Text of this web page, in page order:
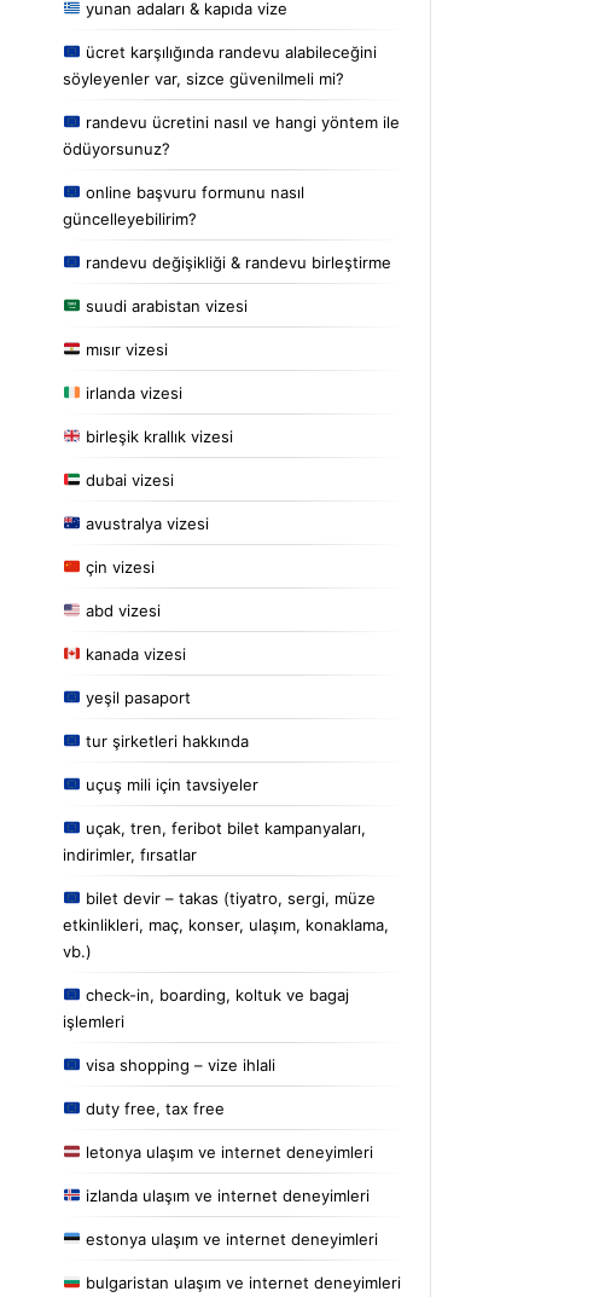
yunan adaları & kapıda vize
ücret karşılığında randevu alabileceğini
söyleyenler var, sizce güvenilmeli mi?
randevu ücretini nasıl ve hangi yöntem ile
ödüyorsunuz?
online başvuru formunu nasıl
güncelleyebilirim?
randevu değişikliği & randevu birleştirme
suudi arabistan vizesi
mısır vizesi
irlanda vizesi
birleşik krallık vizesi
dubai vizesi
avustralya vizesi
çin vizesi
abd vizesi
kanada vizesi
yeşil pasaport
tur şirketleri hakkında
uçuş mili için tavsiyeler
uçak, tren, feribot bilet kampanyaları,
indirimler, fırsatlar
bilet devir – takas (tiyatro, sergi, müze
etkinlikleri, maç, konser, ulaşım, konaklama,
vb.)
check-in, boarding, koltuk ve bagaj
işlemleri
visa shopping – vize ihlali
duty free, tax free
letonya ulaşım ve internet deneyimleri
izlanda ulaşım ve internet deneyimleri
estonya ulaşım ve internet deneyimleri
bulgaristan ulaşım ve internet deneyimleri